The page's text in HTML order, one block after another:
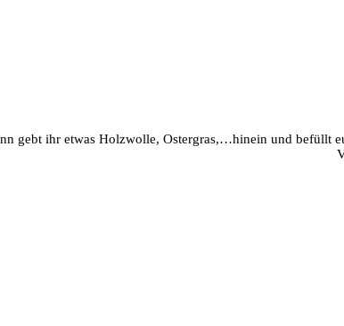
gebt ihr etwas Holzwolle, Ostergras,…hinein und befüllt
dazu. Viel Freude beim